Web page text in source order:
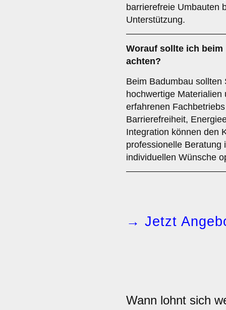
barrierefreie Umbauten
Unterstützung.
Worauf sollte ich
achten?
Beim Badumbau
hochwertige
erfahrenen
Barrierefreiheit,
Integration können den
professionelle Beratung
individuellen Wünsche
→ Jetzt
Wann lohnt sich